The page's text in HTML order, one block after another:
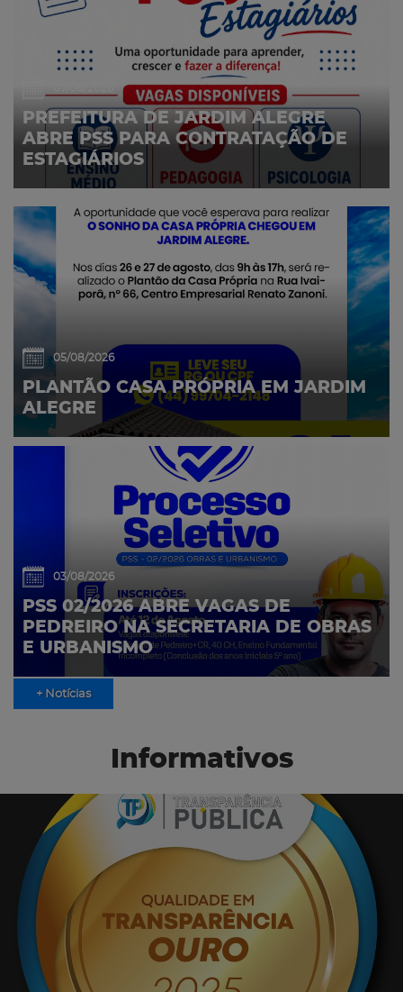
PREFEITURA DE JARDIM ALEGRE
ABRE PSS PARA CONTRATAÇÃO DE
ESTAGIÁRIOS
05/08/2026
PLANTÃO CASA PRÓPRIA EM JARDIM
ALEGRE
03/08/2026
PSS 02/2026 ABRE VAGAS DE
PEDREIRO NA SECRETARIA DE OBRAS
E URBANISMO
+ Notícias
Informativos